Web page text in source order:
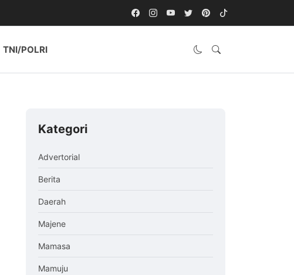
TNI/POLRI
Kategori
Advertorial
Berita
Daerah
Majene
Mamasa
Mamuju